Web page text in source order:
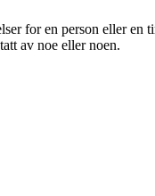
for en person eller
av noe eller noen.